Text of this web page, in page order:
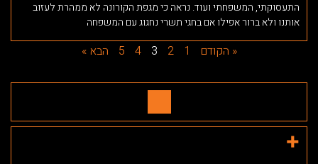
התעסוקתי, המשפחתי ועוד. נראה כי מגפת הקורונה לא ממהרת לעזוב
אותנו ולא ברור אפילו אם בחגי תשרי נחגוג עם המשפחה
« הקודם 1
2
3
4
5 הבא »